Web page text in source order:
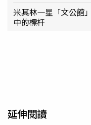
米其林一星「文公館
中的標杆
延伸閱讀